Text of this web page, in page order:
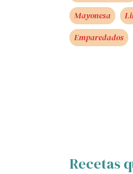
Mayonesa
Emparedados
Recetas